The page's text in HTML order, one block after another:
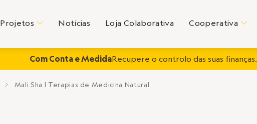
Projetos C Notícias Loja Colaborativa Cooperativa C
Com Conta e MedidaRecupere o controlo das suas finanças.
E Mali Sha | Terapias de Medicina Natural